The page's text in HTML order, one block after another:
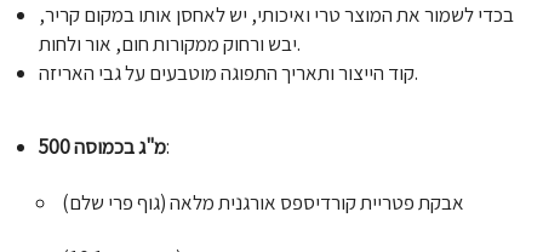
בכדי לשמור את המוצר טרי ואיכותי, יש לאחסן אותו במקום קריר,
יבש ורחוק ממקורות חום, אור ולחות.
קוד הייצור ותאריך התפוגה מוטבעים על גבי האריזה.
500 מ"ג בכמוסה:
אבקת פטריית קורדיספס אורגנית מלאה (גוף פרי שלם)